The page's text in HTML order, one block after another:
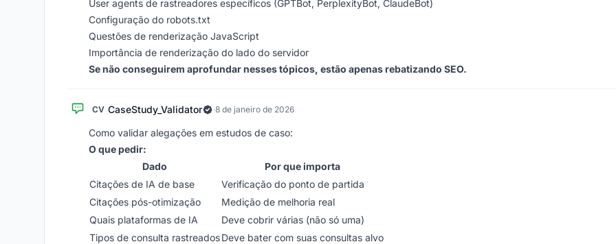
User agents de rastreadores específicos (GPTBot, PerplexityBot, ClaudeBot)
Configuração do robots.txt
Questões de renderização JavaScript
Importância de renderização do lado do servidor
Se não conseguirem aprofundar nesses tópicos, estão apenas rebatizando SEO.
CV CaseStudy_Validator ·8 de janeiro de 2026
Como validar alegações em estudos de caso:
O que pedir:
Dado
Por que importa
Citações de IA de base
Verificação do ponto de partida
Citações pós-otimização
Medição de melhoria real
Quais plataformas de IA
Deve cobrir várias (não só uma)
Tipos de consulta rastreadosDeve bater com suas consultas alvo